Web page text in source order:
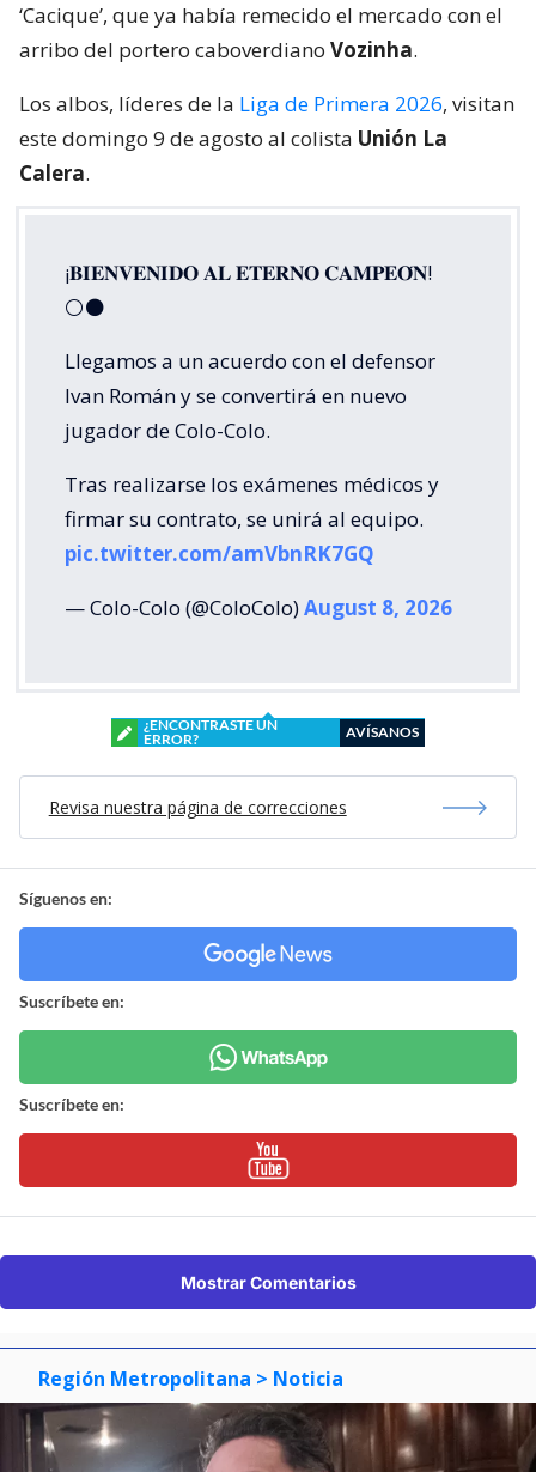
‘Cacique’, que ya había remecido el mercado con el
arribo del portero caboverdiano Vozinha.
Los albos, líderes de la Liga de Primera 2026, visitan
este domingo 9 de agosto al colista Unión La
Calera.
¡𝐁𝐈𝐄𝐍𝐕𝐄𝐍𝐈𝐃𝐎 𝐀𝐋 𝐄𝐓𝐄𝐑𝐍𝐎 𝐂𝐀𝐌𝐏𝐄𝐎́𝐍!
⚪⚫
Llegamos a un acuerdo con el defensor
Ivan Román y se convertirá en nuevo
jugador de Colo-Colo.
Tras realizarse los exámenes médicos y
firmar su contrato, se unirá al equipo.
pic.twitter.com/amVbnRK7GQ
— Colo-Colo (@ColoColo)August 8, 2026
¿ENCONTRASTE UN
ERROR?
AVÍSANOS
Revisa nuestra página de correcciones
Síguenos en:
Suscríbete en:
Suscríbete en:
Mostrar Comentarios
Región Metropolitana > Noticia